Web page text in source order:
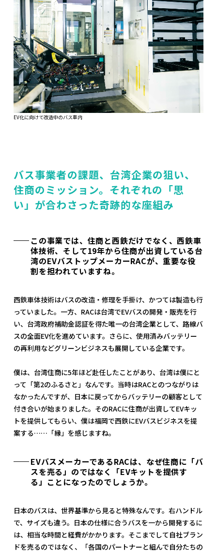
EV化に向けて改造中のバス車内
バス事業者の課題、台湾企業の狙い、
住商のミッション。それぞれの「思
い」が合わさった奇跡的な座組み
この事業では、住商と西鉄だけでなく、西鉄車
体技術、そして19年から住商が出資している台
湾のEVバストップメーカーRACが、重要な役
割を担われていますね。
西鉄車体技術はバスの改造・修理を手掛け、かつては製造も行
っていました。一方、RACは台湾でEVバスの開発・販売を行
い、台湾政府補助金認証を得た唯一の台湾企業として、路線バ
スの全面EV化を進めています。さらに、使用済みバッテリー
の再利用などグリーンビジネスも展開している企業です。
僕は、台湾住商に5年ほど赴任したことがあり、台湾は僕にと
って「第2のふるさと」なんです。当時はRACとのつながりは
なかったんですが、日本に戻ってからバッテリーの顧客として
付き合いが始まりました。そのRACに住商が出資してEVキッ
トを提供してもらい、僕は福岡で西鉄にEVバスビジネスを提
案する……「縁」を感じますね。
EVバスメーカーであるRACは、なぜ住商に「バ
スを売る」のではなく「EVキットを提供す
る」ことになったのでしょうか。
日本のバスは、世界基準から見ると特殊なんです。右ハンドル
で、サイズも違う。日本の仕様に合うバスを一から開発するに
は、相当な時間と経費がかかります。そこまでして自社ブラン
ドを売るのではなく、「各国のパートナーと組んで自分たちの